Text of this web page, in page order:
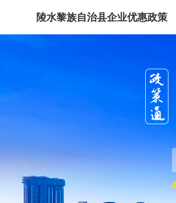
陵水黎族自治县企业优惠政策